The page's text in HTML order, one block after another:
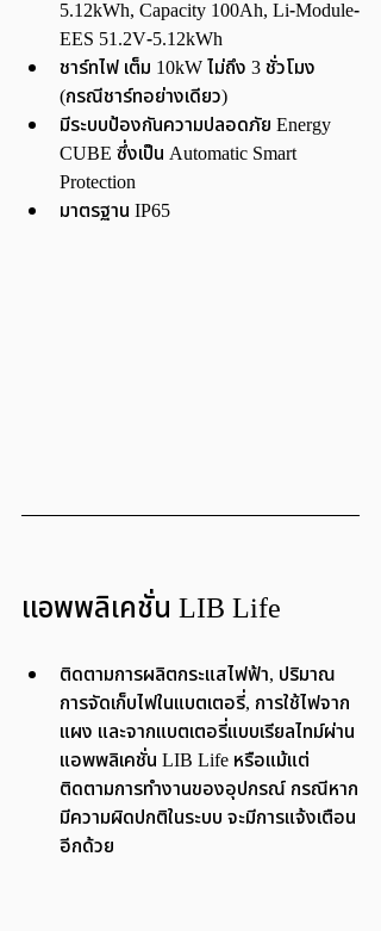
5.12kWh, Capacity 100Ah, Li-Module-
EES 51.2V-5.12kWh
ชาร์ทไฟ เต็ม 10kW ไม่ถึง 3 ชั่วโมง
(กรณีชาร์ทอย่างเดียว)
มีระบบป้องกันความปลอดภัย Energy
CUBE ซึ่งเป็น Automatic Smart
Protection
มาตรฐาน IP65
แอพพลิเคชั่น LIB Life
ติดตามการผลิตกระแสไฟฟ้า, ปริมาณ
การจัดเก็บไฟในแบตเตอรี่, การใช้ไฟจาก
แผง และจากแบตเตอรี่แบบเรียลไทม์ผ่าน
แอพพลิเคชั่น LIB Life หรือแม้แต่
ติดตามการทำงานของอุปกรณ์ กรณีหาก
มีความผิดปกติในระบบ จะมีการแจ้งเตือน
อีกด้วย